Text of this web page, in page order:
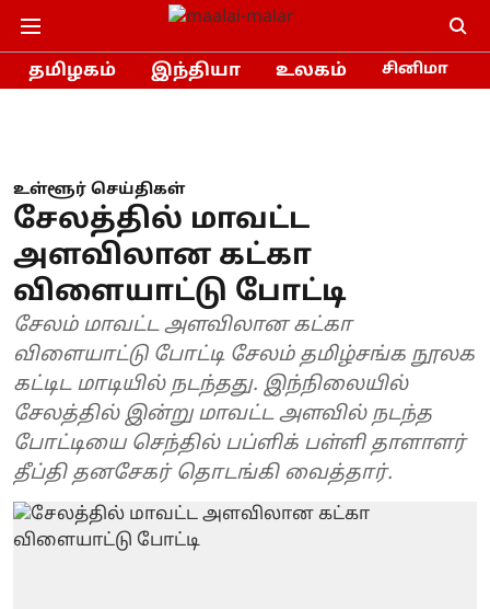
தமிழகம் இந்தியா உலகம் சினிமா
உள்ளூர் செய்திகள்
சேலத்தில் மாவட்ட
அளவிலான கட்கா
விளையாட்டு போட்டி
சேலம் மாவட்ட அளவிலான கட்கா
விளையாட்டு போட்டி சேலம் தமிழ்சங்க நூலக
கட்டிட மாடியில் நடந்தது. இந்நிலையில்
சேலத்தில் இன்று மாவட்ட அளவில் நடந்த
போட்டியை செந்தில் பப்ளிக் பள்ளி தாளாளர்
தீப்தி தனசேகர் தொடங்கி வைத்தார்.